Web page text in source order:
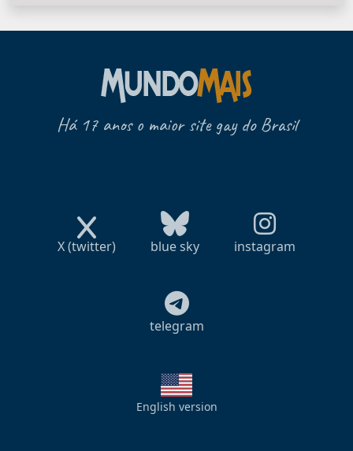
Há 17 anos o maior site gay do Brasil
X (twitter) blue sky instagram
telegram
English version